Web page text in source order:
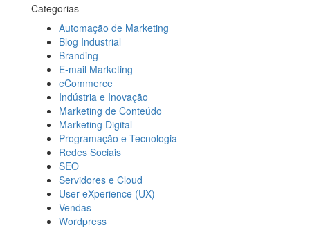
Categorias
Automação de Marketing
Blog Industrial
Branding
E-mail Marketing
eCommerce
Indústria e Inovação
Marketing de Conteúdo
Marketing Digital
Programação e Tecnologia
Redes Sociais
SEO
Servidores e Cloud
User eXperience (UX)
Vendas
Wordpress